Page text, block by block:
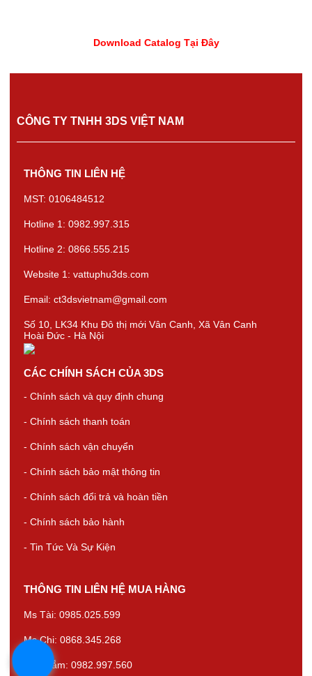
Download Catalog Tại Đây
CÔNG TY TNHH 3DS VIỆT NAM
THÔNG TIN LIÊN HỆ
MST: 0106484512
Hotline 1: 0982.997.315
Hotline 2: 0866.555.215
Website 1: vattuphu3ds.com
Email: ct3dsvietnam@gmail.com
Số 10, LK34 Khu Đô thị mới Vân Canh, Xã Vân Canh
Hoài Đức - Hà Nội
CÁC CHÍNH SÁCH CỦA 3DS
- Chính sách và quy định chung
- Chính sách thanh toán
- Chính sách vận chuyển
- Chính sách bảo mật thông tin
- Chính sách đổi trả và hoàn tiền
- Chính sách bảo hành
- Tin Tức Và Sự Kiện
THÔNG TIN LIÊN HỆ MUA HÀNG
Ms Tài: 0985.025.599
Ms Chi: 0868.345.268
Ms Thắm: 0982.997.560